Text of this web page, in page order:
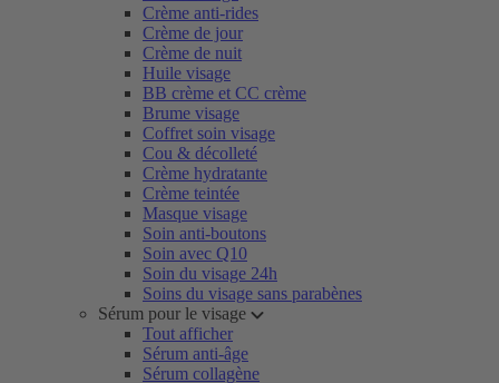
Crème anti-rides
Crème de jour
Crème de nuit
Huile visage
BB crème et CC crème
Brume visage
Coffret soin visage
Cou & décolleté
Crème hydratante
Crème teintée
Masque visage
Soin anti-boutons
Soin avec Q10
Soin du visage 24h
Soins du visage sans parabènes
Sérum pour le visage
Tout afficher
Sérum anti-âge
Sérum collagène